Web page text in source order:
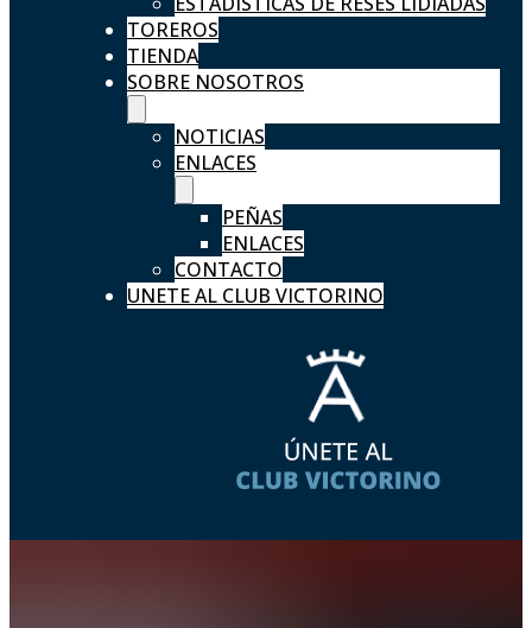
TOREROS
TIENDA
SOBRE NOSOTROS
NOTICIAS
ENLACES
PEÑAS
ENLACES
CONTACTO
UNETE AL CLUB VICTORINO